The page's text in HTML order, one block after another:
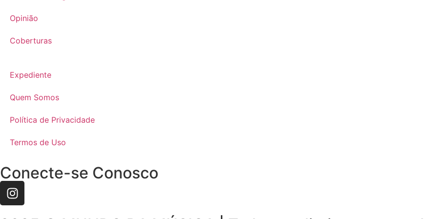
Opinião
Coberturas
Expediente
Quem Somos
Política de Privacidade
Termos de Uso
Conecte-se Conosco